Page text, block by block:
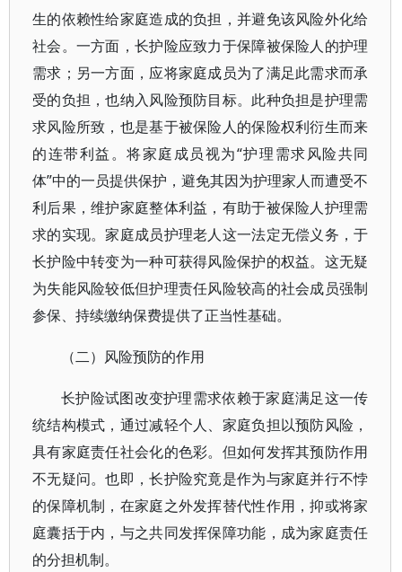
生的依赖性给家庭造成的负担，并避免该风险外化给
社会。一方面，长护险应致力于保障被保险人的护理
需求；另一方面，应将家庭成员为了满足此需求而承
受的负担，也纳入风险预防目标。此种负担是护理需
求风险所致，也是基于被保险人的保险权利衍生而来
的连带利益。将家庭成员视为“护理需求风险共同
体”中的一员提供保护，避免其因为护理家人而遭受不
利后果，维护家庭整体利益，有助于被保险人护理需
求的实现。家庭成员护理老人这一法定无偿义务，于
长护险中转变为一种可获得风险保护的权益。这无疑
为失能风险较低但护理责任风险较高的社会成员强制
参保、持续缴纳保费提供了正当性基础。
（二）风险预防的作用
长护险试图改变护理需求依赖于家庭满足这一传
统结构模式，通过减轻个人、家庭负担以预防风险，
具有家庭责任社会化的色彩。但如何发挥其预防作用
不无疑问。也即，长护险究竟是作为与家庭并行不悖
的保障机制，在家庭之外发挥替代性作用，抑或将家
庭囊括于内，与之共同发挥保障功能，成为家庭责任
的分担机制。